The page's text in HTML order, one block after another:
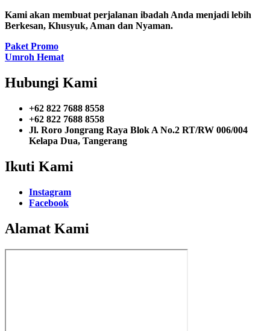
Kami akan membuat perjalanan ibadah Anda menjadi lebih
Berkesan, Khusyuk, Aman dan Nyaman.
Paket Promo
Umroh Hemat
Hubungi Kami
+62 822 7688 8558
+62 822 7688 8558
Jl. Roro Jongrang Raya Blok A No.2 RT/RW 006/004
Kelapa Dua, Tangerang
Ikuti Kami
Instagram
Facebook
Alamat Kami